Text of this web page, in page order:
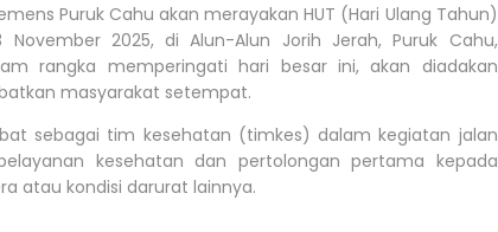
Puruk Cahu akan merayakan HUT (Hari Ulang Tahun)
2025, di Alun-Alun Jorih Jerah, Puruk Cahu,
rangka memperingati hari besar ini, akan diadakan
masyarakat setempat.
sebagai tim kesehatan (timkes) dalam kegiatan jalan
kesehatan dan pertolongan pertama kepada
atau kondisi darurat lainnya.